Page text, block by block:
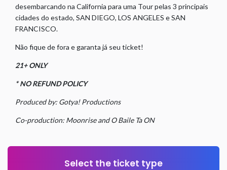
desembarcando na California para uma Tour pelas 3 principais
cidades do estado, SAN DIEGO, LOS ANGELES e SAN
FRANCISCO.
Não fique de fora e garanta já seu ticket!
21+ ONLY
* NO REFUND POLICY
Produced by: Gotya! Productions
Co-production: Moonrise and O Baile Ta ON
Select the ticket type